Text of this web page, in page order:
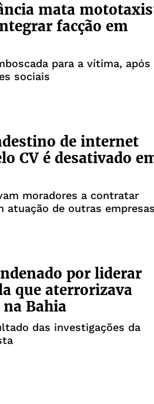
mata
facção em
para a vítima, após
sociais
de internet
CV é desativado
moradores a contratar
atuação de outras
por liderar
que aterrorizava
Bahia
das investigações da